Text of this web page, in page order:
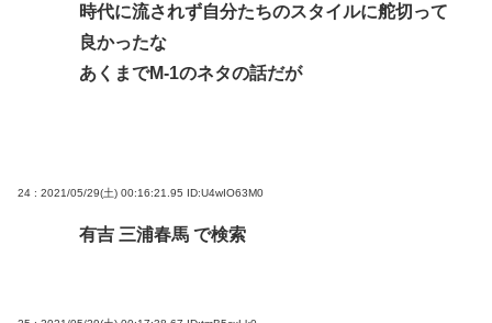
時代に流されず自分たちのスタイルに舵切って
良かったな
あくまでM-1のネタの話だが
24 : 2021/05/29(土) 00:16:21.95 ID:U4wIO63M0
有吉 三浦春馬 で検索